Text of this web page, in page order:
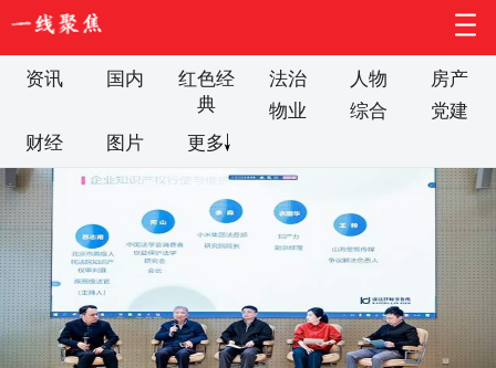
资讯 国内
红色经
典
法治 人物
房产
物业
综合
党建
财经
图片 更多